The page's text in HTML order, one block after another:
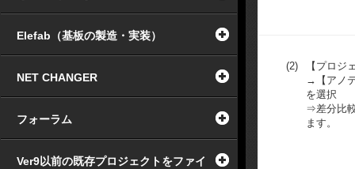
Elefab（基板の製造・実装）
NET CHANGER
フォーラム
Ver9以前の既存プロジェクトをファイ
(2)
【プロジ
→【アノ
を選択
⇒差分比
ます。